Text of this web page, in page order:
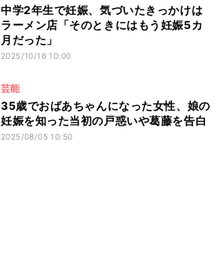
中学2年生で妊娠、気づいたきっかけは
ラーメン店「そのときにはもう妊娠5カ
月だった」
2025/10/16 10:00
芸能
35歳でおばあちゃんになった女性、娘の
妊娠を知った当初の戸惑いや葛藤を告白
2025/08/05 10:50